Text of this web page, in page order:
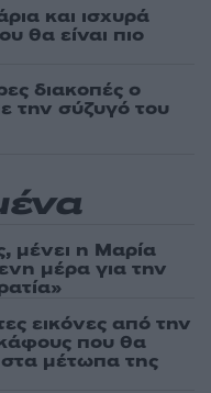
και ισχυρά
θα είναι πιο
διακοπές ο
την σύζυγό του
μένει η Μαρία
μέρα για την
εικόνες από την
που θα
στα μέτωπα της